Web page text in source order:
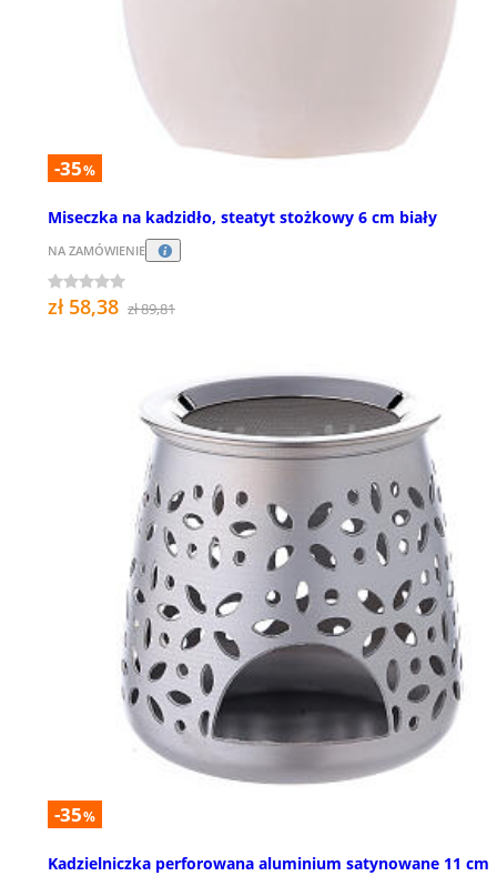
-35%
Miseczka na kadzidło, steatyt stożkowy 6 cm biały
NA ZAMÓWIENIE
zł 58,38 zł 89,81
-35%
Kadzielniczka perforowana aluminium satynowane 11 cm